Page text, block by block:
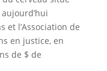
et l’Association de
en justice, en
de $ de